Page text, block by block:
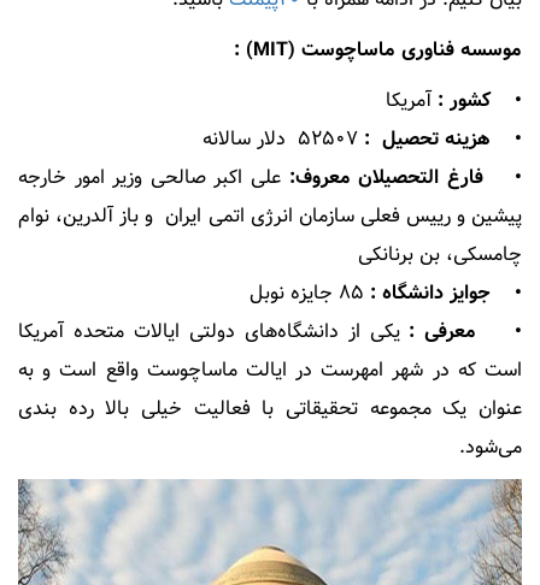
موسسه فناوری ماساچوست (MIT) :
• کشور :آمریکا
• هزینه تحصیل :
• فارغ التحصیلان معروف: علی اکبر صالحی وزیر امور خارجه
پیشین و رییس فعلی سازمان انرژی اتمی ایران و باز آلدرین، نوام
چامسکی، بن برنانکی
• جوایز دانشگاه :
• معرفی : یکی از دانشگاه‌های دولتی ایالات متحده آمریکا
است که در شهر امهرست در ایالت ماساچوست واقع است و به
عنوان یک مجموعه تحقیقاتی با فعالیت خیلی بالا رده بندی
می‌شود.